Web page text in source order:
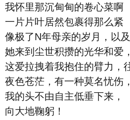
我怀里那沉甸甸的卷心菜啊
一片片叶居然包裹得那么紧
像极了N年母亲的岁月，以及
她来到尘世积攒的光华和爱，
这爱拉拽着我抱住的臂力，
夜色苍茫，有一种莫名忧伤，
我的头不由自主低垂下来，
向大地鞠躬！